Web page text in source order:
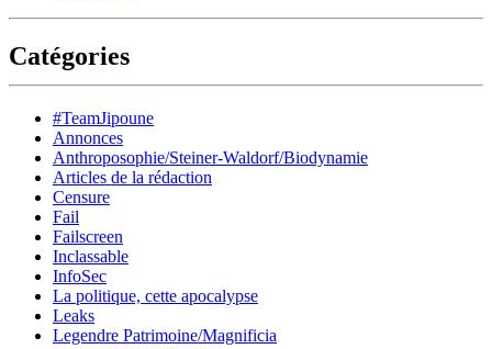
Catégories
#TeamJipoune
Annonces
Anthroposophie/Steiner-Waldorf/Biodynamie
Articles de la rédaction
Censure
Fail
Failscreen
Inclassable
InfoSec
La politique, cette apocalypse
Leaks
Legendre Patrimoine/Magnificia